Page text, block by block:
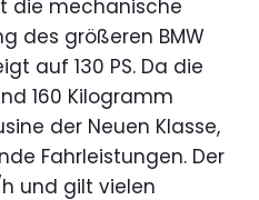
die mechanische
des größeren BMW
auf 130 PS. Da die
160 Kilogramm
der Neuen Klasse,
Fahrleistungen. Der
und gilt vielen